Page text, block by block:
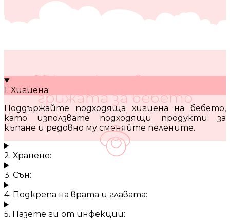
10 кратки съвета за
грижата за бебето
1. Хигиена:
Поддържайте подходяща хигиена на бебето,
като използвате подходящи продукти за
къпане и редовно му сменяйте пелените.
2. Хранене:
3. Сън:
4. Подкрепа на врата и главата:
5. Пазете ги от инфекции: